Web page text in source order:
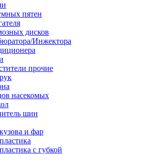
пятен
дисков
Инжектора
прочие
насекомых
шин
и фар
с губкой